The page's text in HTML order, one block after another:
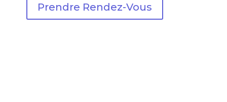
Prendre Rendez-Vous